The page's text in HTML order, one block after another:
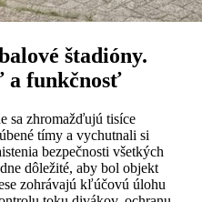
štadióny.
a funkčnosť
sa zhromažďujú tisíce
tímy a vychutnali si
bezpečnosti všetkých
dôležité, aby bol objekt
zohrávajú kľúčovú úlohu